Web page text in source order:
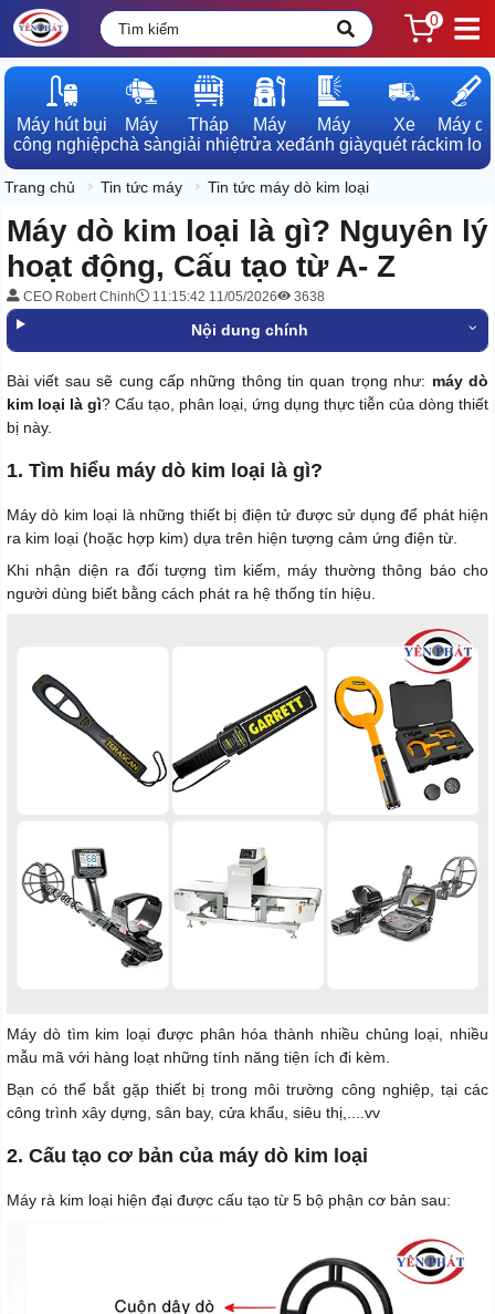
0
Máy hút bụi
công nghiệp
Máy
chà sàn
Tháp
giải nhiệt
Máy
rửa xe
Máy
đánh giày
Xe
quét rác
Máy dò
kim loại
Trang chủ Tin tức máy Tin tức máy dò kim loại
Máy dò kim loại là gì? Nguyên lý
hoạt động, Cấu tạo từ A- Z
CEO Robert Chinh 11:15:42 11/05/2026 3638
Nội dung chính
Bài viết sau sẽ cung cấp những thông tin quan trọng như: máy dò
kim loại là gì? Cấu tạo, phân loại, ứng dụng thực tiễn của dòng thiết
bị này.
1. Tìm hiểu máy dò kim loại là gì?
Máy dò kim loại là những thiết bị điện tử được sử dụng để phát hiện
ra kim loại (hoặc hợp kim) dựa trên hiện tượng cảm ứng điện từ.
Khi nhận diện ra đối tượng tìm kiếm, máy thường thông báo cho
người dùng biết bằng cách phát ra hệ thống tín hiệu.
Máy dò tìm kim loại được phân hóa thành nhiều chủng loại, nhiều
mẫu mã với hàng loạt những tính năng tiện ích đi kèm.
Bạn có thể bắt gặp thiết bị trong môi trường công nghiệp, tại các
công trình xây dựng, sân bay, cửa khẩu, siêu thị,....vv
2. Cấu tạo cơ bản của máy dò kim loại
Máy rà kim loại hiện đại được cấu tạo từ 5 bộ phận cơ bản sau: